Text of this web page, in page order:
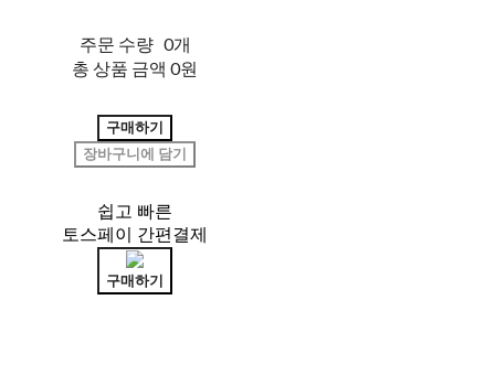
주문 수량 0개
총 상품 금액 0원
구매하기
장바구니에 담기
쉽고 빠른
토스페이 간편결제
구매하기